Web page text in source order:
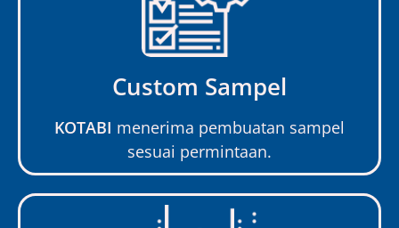
Custom Sampel
KOTABI menerima pembuatan sampel
sesuai permintaan.